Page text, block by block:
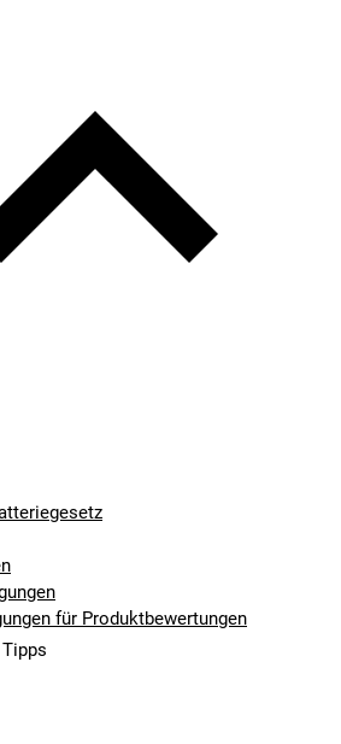
für Produktbewertungen